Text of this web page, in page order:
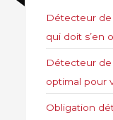
Détecteur
qui doit s’en
Détecteur de
optimal pour
Obligation